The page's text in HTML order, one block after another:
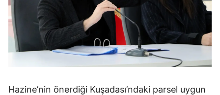
Hazine’nin önerdiği Kuşadası’ndaki parsel uygun